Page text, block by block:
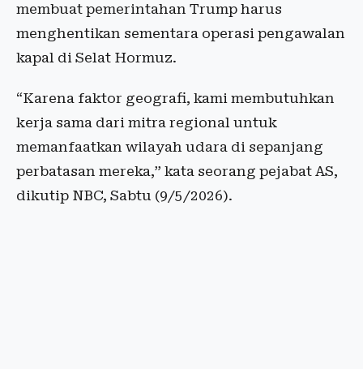
membuat pemerintahan Trump harus
menghentikan sementara operasi pengawalan
kapal di Selat Hormuz.
“Karena faktor geografi, kami membutuhkan
kerja sama dari mitra regional untuk
memanfaatkan wilayah udara di sepanjang
perbatasan mereka,” kata seorang pejabat AS,
dikutip NBC, Sabtu (9/5/2026).